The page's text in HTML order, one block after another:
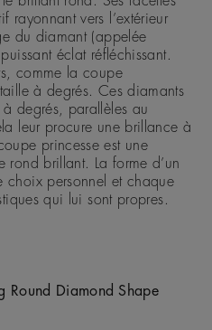
rayonnant vers l’extérieur
du diamant (appelée
éclat réfléchissant.
comme la coupe
à degrés. Ces diamants
à degrés, parallèles au
leur procure une brillance à
princesse est une
brillant. La forme d’un
choix personnel et chaque
qui lui sont propres.